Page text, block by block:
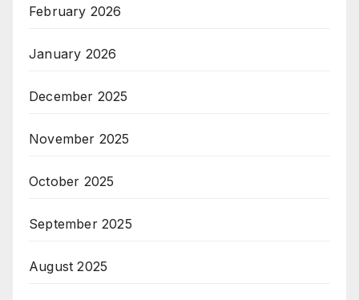
February 2026
January 2026
December 2025
November 2025
October 2025
September 2025
August 2025